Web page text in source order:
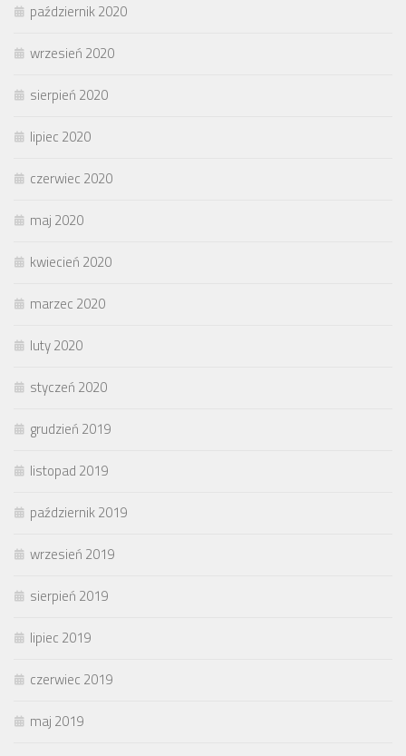
październik 2020
wrzesień 2020
sierpień 2020
lipiec 2020
czerwiec 2020
maj 2020
kwiecień 2020
marzec 2020
luty 2020
styczeń 2020
grudzień 2019
listopad 2019
październik 2019
wrzesień 2019
sierpień 2019
lipiec 2019
czerwiec 2019
maj 2019